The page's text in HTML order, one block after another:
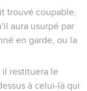
trouvé coupable,
aura usurpé par
en garde, ou la
il restituera le
à celui-là qui